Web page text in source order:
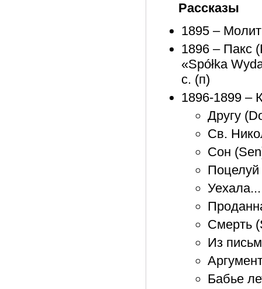
Рассказы
1895 –
1896 – Пакс
«Spółka
с. (п)
1896-1899 –
Другу
Св.
Сон
Поцелуй
Смерть
Из
Бабье